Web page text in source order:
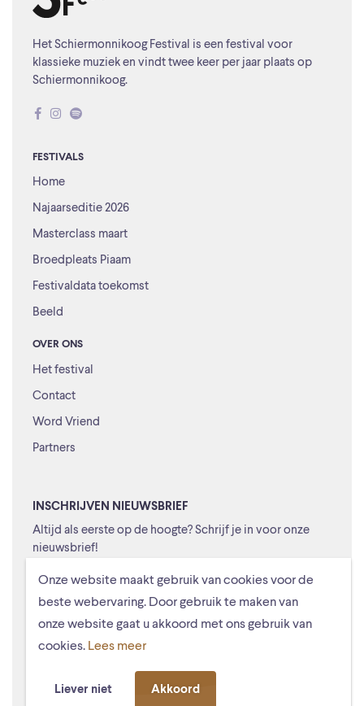
Onze website maakt gebruik van cookies voor de
beste webervaring. Door gebruik te maken van
onze website gaat u akkoord met ons gebruik van
cookies. Lees meer
Liever niet Akkoord
Het Schiermonnikoog Festival is een festival voor
klassieke muziek en vindt twee keer per jaar plaats op
Schiermonnikoog.
FESTIVALS
Home
Najaarseditie 2026
Masterclass maart
Broedpleats Piaam
Festivaldata toekomst
Beeld
OVER ONS
Het festival
Contact
Word Vriend
Partners
INSCHRIJVEN NIEUWSBRIEF
Altijd als eerste op de hoogte? Schrijf je in voor onze
nieuwsbrief!
Ik ga ermee akkoord dat mijn gegevens worden opgeslagen
© Schiermonnikoogfestival 2026 Voorwaarden